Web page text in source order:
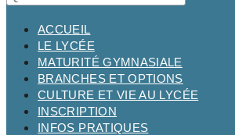
ACCUEIL
LE LYCÉE
MATURITÉ GYMNASIALE
BRANCHES ET OPTIONS
CULTURE ET VIE AU LYCÉE
INSCRIPTION
INFOS PRATIQUES